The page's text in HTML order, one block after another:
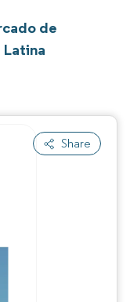
de
Latina
Share